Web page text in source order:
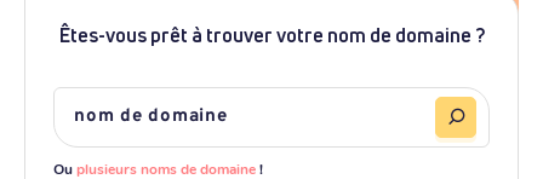
Êtes-vous prêt à trouver votre nom de domaine ?
Ouplusieurs noms de domaine!